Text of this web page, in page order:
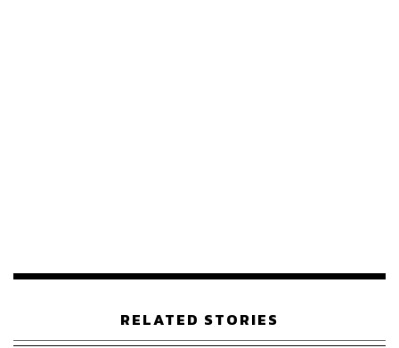
เชื่อใจ หลีกเลี่ยงการกล่าวอะไรที่กระทบกระทั่ง และ หลีก
เลี่ยงการใช้วิธีกดดันทั้งที่ไทยยังไม่พร้อม โดยนำเรื่องนี้ไปใช้
RELATED STORIES